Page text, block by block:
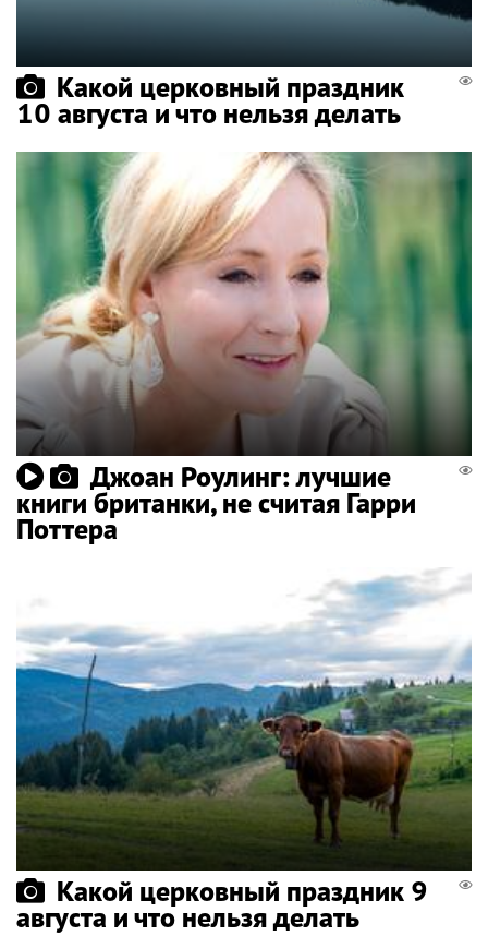
Какой церковный праздник
10 августа и что нельзя делать
Джоан Роулинг: лучшие
книги британки, не считая Гарри
Поттера
Какой церковный праздник 9
августа и что нельзя делать